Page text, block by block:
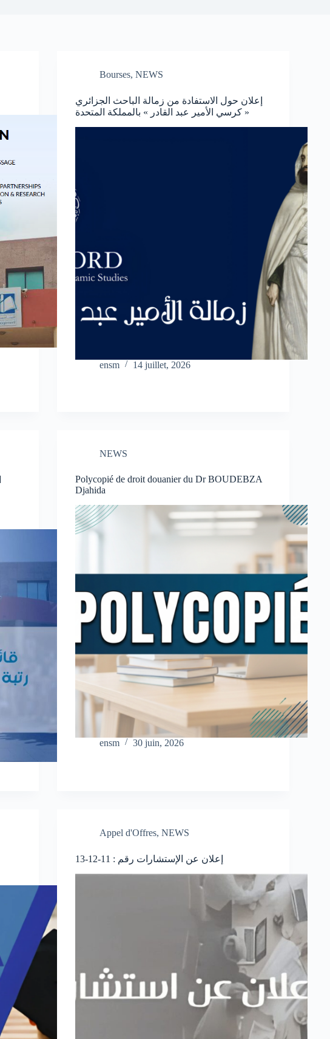
Bourses, NEWS
إعلان حول الاستفادة من زمالة الباحث الجزائري
« كرسي الأمير عبد القادر » بالمملكة المتحدة
ensm 14 juillet, 2026
NEWS
Polycopié de droit douanier du Dr BOUDEBZA
Djahida
ensm 30 juin, 2026
Appel d'Offres, NEWS
إعلان عن الإستشارات رقم : 11-12-13